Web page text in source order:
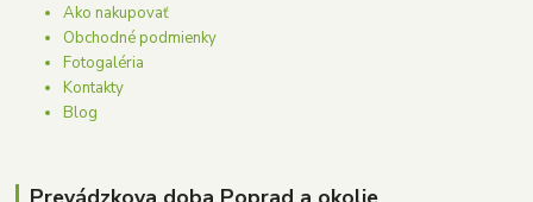
Ako nakupovať
Obchodné podmienky
Fotogaléria
Kontakty
Blog